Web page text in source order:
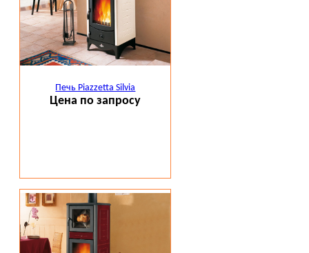
Печь Piazzetta Silvia
Цена по запросу